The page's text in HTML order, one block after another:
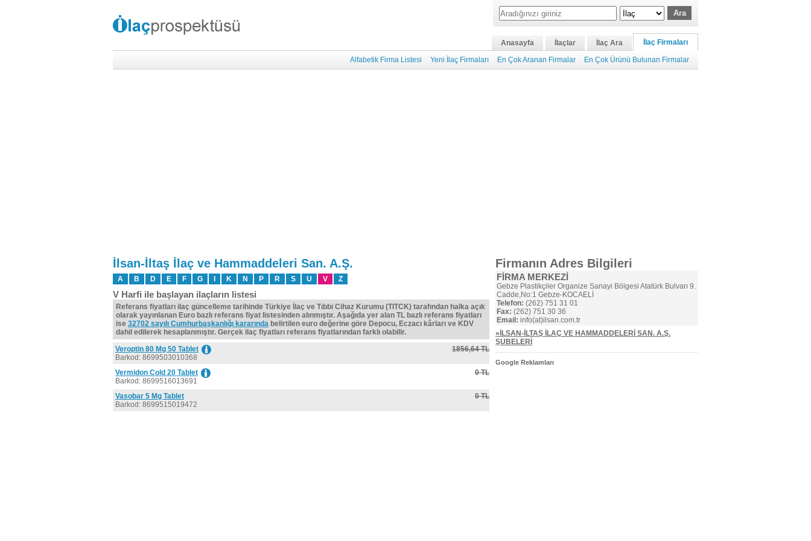
Anasayfa İlaçlar İlaç Ara İlaç Firmaları
Alfabetik Firma Listesi Yeni İlaç Firmaları En Çok Aranan Firmalar En Çok Ürünü Bulunan Firmalar
İlsan-İltaş İlaç ve Hammaddeleri San. A.Ş.
A B D E F G K N P R S U V Z
V Harfi ile başlayan ilaçların listesi
Referans fiyatları ilaç güncelleme tarihinde Türkiye İlaç ve Tıbbi Cihaz Kurumu (TITCK) tarafından halka açık
olarak yayınlanan Euro bazlı referans fiyat listesinden alınmıştır. Aşağıda yer alan TL bazlı referans fiyatları
ise 32702 sayılı Cumhurbaşkanlığı kararında belirtilen euro değerine göre Depocu, Eczacı kârları ve KDV
dahil edilerek hesaplanmıştır. Gerçek ilaç fiyatları referans fiyatlarından farklı olabilir.
Veroptin 80 Mg 50 Tablet
Barkod: 8699503010368
1856,64 TL
Vermidon Cold 20 Tablet
Barkod: 8699516013691
0 TL
Vasobar 5 Mg Tablet
Barkod: 8699515019472
0 TL
Firmanın Adres Bilgileri
FİRMA MERKEZİ
Gebze Plastikçiler Organize Sanayi Bölgesi Atatürk Bulvarı 9.
Cadde,No:1 Gebze-KOCAELİ
Telefon: (262) 751 31 01
Fax: (262) 751 30 36
Email: info(at)ilsan.com.tr
»İLSAN-İLTAŞ İLAÇ VE HAMMADDELERİ SAN. A.Ş.
ŞUBELERİ
Google Reklamları